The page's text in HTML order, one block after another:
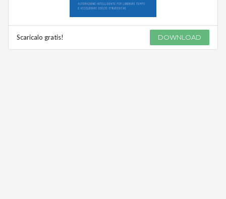
Scaricalo gratis! DOWNLOAD